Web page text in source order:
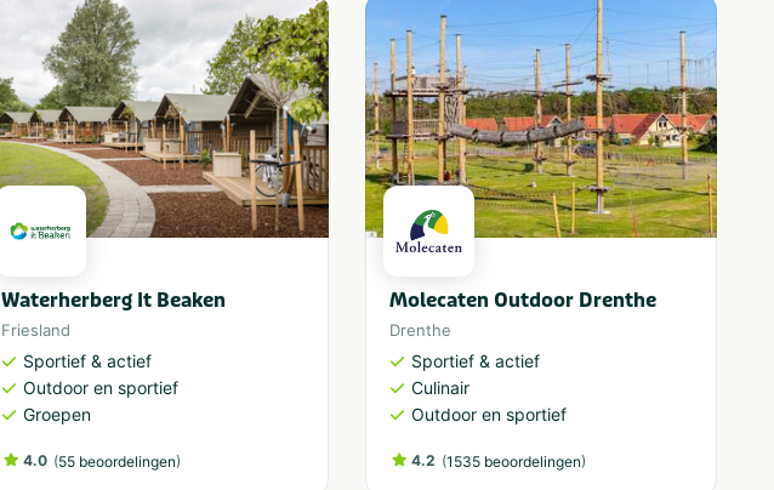
Waterherberg It Beaken
Friesland
Sportief & actief
Outdoor en sportief
Groepen
4.0 (55 beoordelingen)
Molecaten Outdoor Drenthe
Drenthe
Sportief & actief
Culinair
Outdoor en sportief
4.2 (1535 beoordelingen)